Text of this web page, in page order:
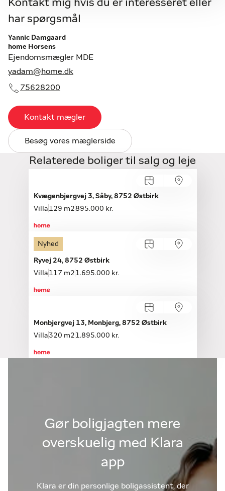
Kontakt mig hvis du er interesseret eller
har spørgsmål
Yannic Damgaard
home Horsens
Ejendomsmægler MDE
yadam@home.dk
75628200
Kontakt mægler
Besøg vores mæglerside
Relaterede boliger til salg og leje
Kvægenbjergvej 3, Såby, 8752 Østbirk
Villa 129 m2895.000 kr.
Nyhed
Ryvej 24, 8752 Østbirk
Villa 117 m2 1.695.000 kr.
Monbjergvej 13, Monbjerg, 8752 Østbirk
Villa 320 m2 1.895.000 kr.
Gør boligjagten mere
overskuelig med Klara
app
Klara er din personlige boligassistent, der